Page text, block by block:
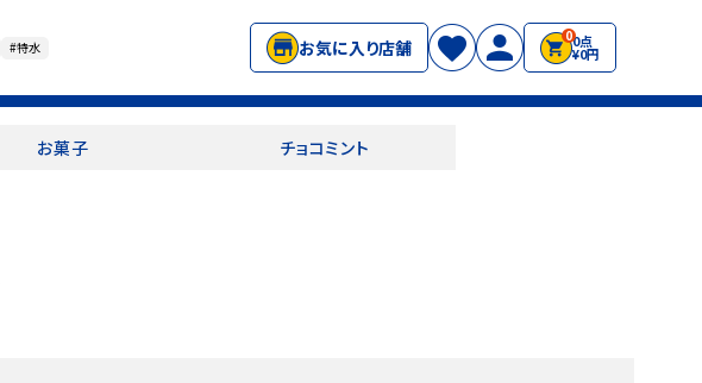
#特水 お気に入り店舗
00点
¥0円
お菓子 チョコミント